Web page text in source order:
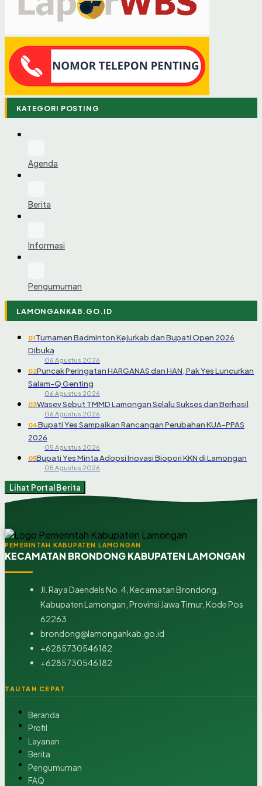
KATEGORI POSTING
Agenda
Berita
Informasi
Pengumuman
LAMONGANKAB.GO.ID
01Turnamen Badminton Kejurkab dan Bupati Open 2026
Dibuka
06 Agustus 2026
02Puncak Peringatan HARGANAS dan HAN, Pak Yes Luncurkan
Salam-Q Genting
06 Agustus 2026
03Wasev Sebut TMMD Lamongan Selalu Sukses dan Berhasil
06 Agustus 2026
04Bupati Yes Sampaikan Rancangan Perubahan KUA-PPAS
2026
05 Agustus 2026
05Bupati Yes Minta Adopsi Inovasi Biopori KKN di Lamongan
05 Agustus 2026
Lihat Portal Berita
PEMERINTAH KABUPATEN LAMONGAN
KECAMATAN BRONDONG KABUPATEN LAMONGAN
Jl. Raya Daendels No. 4, Kecamatan Brondong,
Kabupaten Lamongan, Provinsi Jawa Timur, Kode Pos
62263
brondong@lamongankab.go.id
+6285730546182
+6285730546182
TAUTAN CEPAT
Beranda
Profil
Layanan
Berita
Pengumuman
FAQ